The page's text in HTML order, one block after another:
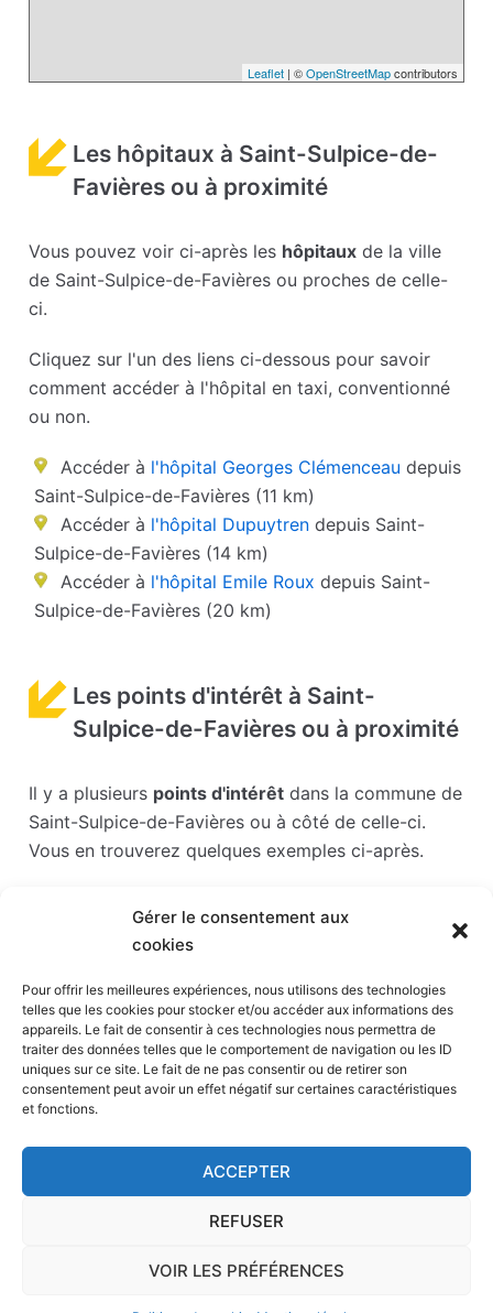
Gérer le consentement aux
cookies
Pour offrir les meilleures expériences, nous utilisons des technologies
telles que les cookies pour stocker et/ou accéder aux informations des
appareils. Le fait de consentir à ces technologies nous permettra de
traiter des données telles que le comportement de navigation ou les ID
uniques sur ce site. Le fait de ne pas consentir ou de retirer son
consentement peut avoir un effet négatif sur certaines caractéristiques
et fonctions.
ACCEPTER
REFUSER
VOIR LES PRÉFÉRENCES
Leaflet| ©OpenStreetMapcontributors
Les hôpitaux à Saint-Sulpice-de-
Favières ou à proximité
Vous pouvez voir ci-après les hôpitaux de la ville
de Saint-Sulpice-de-Favières ou proches de celle-
ci.
Cliquez sur l'un des liens ci-dessous pour savoir
comment accéder à l'hôpital en taxi, conventionné
ou non.
Accéder à l'hôpital Georges Clémenceau depuis
Saint-Sulpice-de-Favières (11 km)
Accéder à l'hôpital Dupuytren depuis Saint-
Sulpice-de-Favières (14 km)
Accéder à l'hôpital Emile Roux depuis Saint-
Sulpice-de-Favières (20 km)
Les points d'intérêt à Saint-
Sulpice-de-Favières ou à proximité
Il y a plusieurs points d'intérêt dans la commune de
Saint-Sulpice-de-Favières ou à côté de celle-ci.
Vous en trouverez quelques exemples ci-après.
desservis en matière de transports. Si vous cliquez
sur l'un des liens ci-dessous, vous en saurez plus
sur l'accessibilité en taxi et la proximité des
stations de taxis du point d'intérêt en question.
Parc Babyland(16 km)
Parc France miniature(20 km)
Stade Sébastien Charléty(21 km)
Parc des expositions de la porte de Versailles